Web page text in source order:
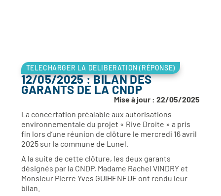
TELECHARGER LA DELIBERATION (RÉPONSE)
12/05/2025 : BILAN DES
GARANTS DE LA CNDP
Mise à jour : 22/05/2025
La concertation préalable aux autorisations
environnementale du projet « Rive Droite » a pris
fin lors d’une réunion de clôture le mercredi 16 avril
2025 sur la commune de Lunel.
A la suite de cette clôture, les deux garants
désignés par la CNDP, Madame Rachel VINDRY et
Monsieur Pierre Yves GUIHENEUF ont rendu leur
bilan.